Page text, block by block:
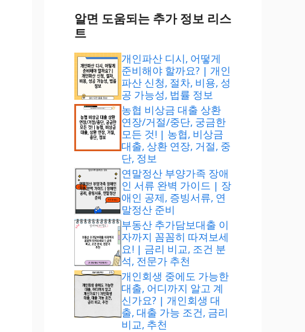
알면 도움되는 추가 정보 리스
트
개인파산 디시, 어떻게
준비해야 할까요? | 개인
파산 신청, 절차, 비용, 성
공 가능성, 법률 정보
농협 비상금 대출 상환
연장/거절/중단, 궁금한
모든 것! | 농협, 비상금
대출, 상환 연장, 거절, 중
단, 정보
연말정산 부양가족 장애
인 서류 완벽 가이드 | 장
애인 공제, 증빙서류, 연
말정산 준비
부동산 추가담보대출 이
자까지 꼼꼼히 따져보세
요! | 금리 비교, 조건 분
석, 전문가 추천
개인회생 중에도 가능한
대출, 어디까지 알고 계
신가요? | 개인회생 대
출, 대출 가능 조건, 금리
비교, 추천